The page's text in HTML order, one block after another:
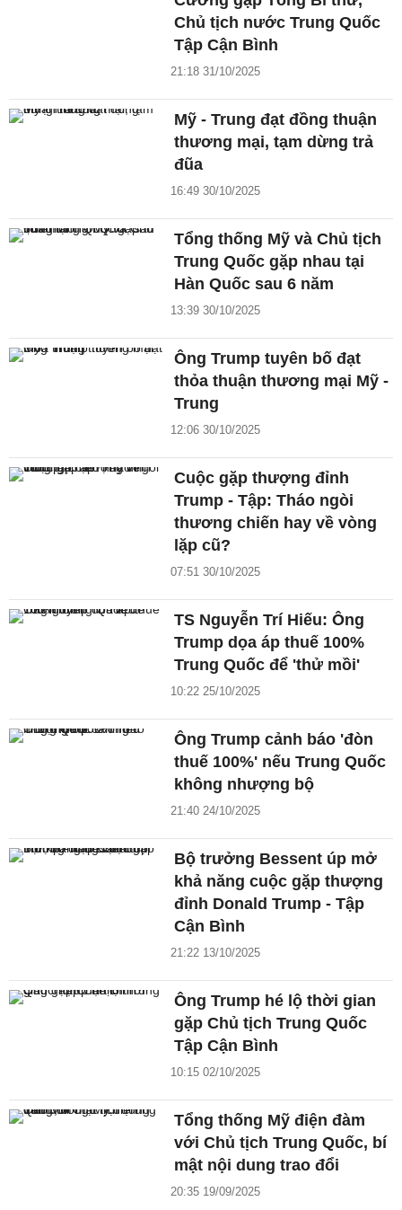
Chủ tịch nước Trung Quốc
Tập Cận Bình
21:18 31/10/2025
Mỹ - Trung đạt đồng thuận
thương mại, tạm dừng trả
đũa
16:49 30/10/2025
Tổng thống Mỹ và Chủ tịch
Trung Quốc gặp nhau tại
Hàn Quốc sau 6 năm
13:39 30/10/2025
Ông Trump tuyên bố đạt
thỏa thuận thương mại Mỹ -
Trung
12:06 30/10/2025
Cuộc gặp thượng đỉnh
Trump - Tập: Tháo ngòi
thương chiến hay về vòng
lặp cũ?
07:51 30/10/2025
TS Nguyễn Trí Hiếu: Ông
Trump dọa áp thuế 100%
Trung Quốc để 'thử mồi'
10:22 25/10/2025
Ông Trump cảnh báo 'đòn
thuế 100%' nếu Trung Quốc
không nhượng bộ
21:40 24/10/2025
Bộ trưởng Bessent úp mở
khả năng cuộc gặp thượng
đỉnh Donald Trump - Tập
Cận Bình
21:22 13/10/2025
Ông Trump hé lộ thời gian
gặp Chủ tịch Trung Quốc
Tập Cận Bình
10:15 02/10/2025
Tổng thống Mỹ điện đàm
với Chủ tịch Trung Quốc, bí
mật nội dung trao đổi
20:35 19/09/2025